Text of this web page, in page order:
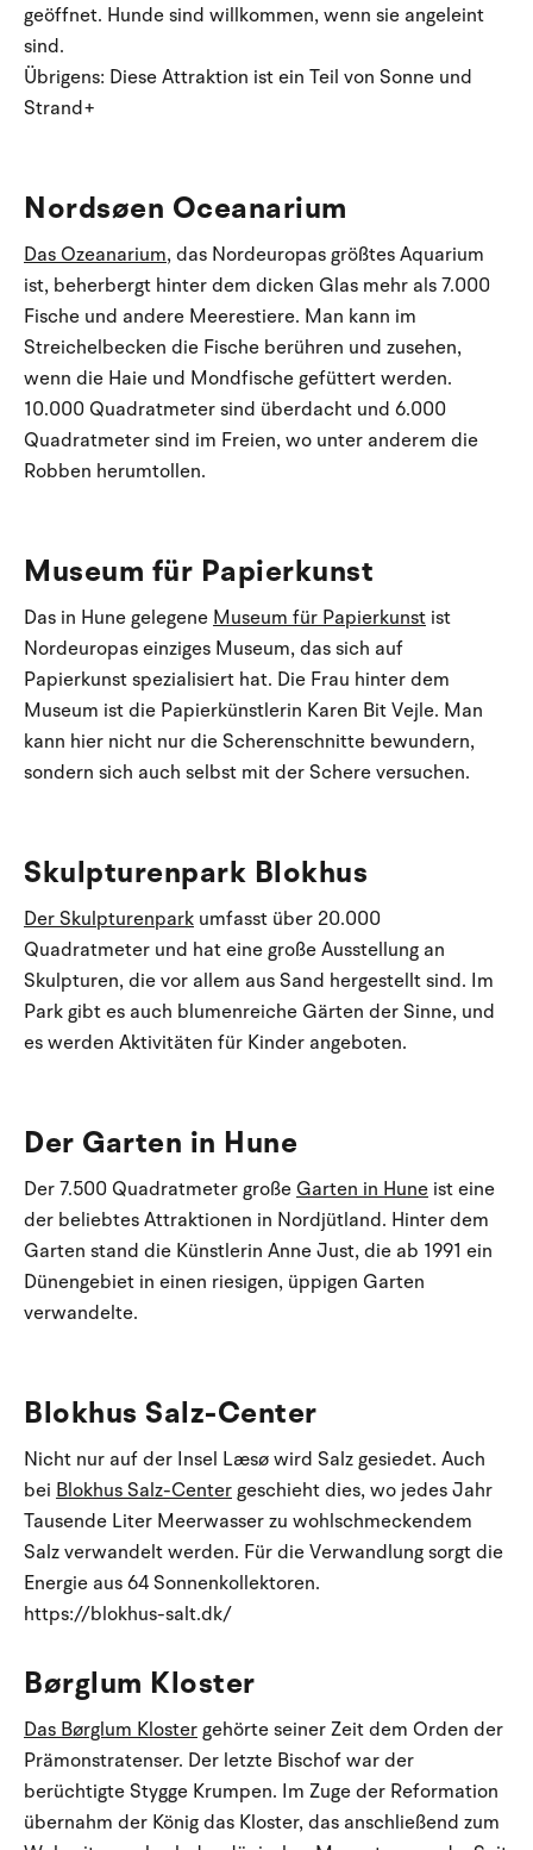
geöffnet. Hunde sind willkommen, wenn sie angeleint
sind.
Übrigens: Diese Attraktion ist ein Teil von Sonne und
Strand+
Nordsøen Oceanarium
Das Ozeanarium, das Nordeuropas größtes Aquarium
ist, beherbergt hinter dem dicken Glas mehr als 7.000
Fische und andere Meerestiere. Man kann im
Streichelbecken die Fische berühren und zusehen,
wenn die Haie und Mondfische gefüttert werden.
10.000 Quadratmeter sind überdacht und 6.000
Quadratmeter sind im Freien, wo unter anderem die
Robben herumtollen.
Museum für Papierkunst
Das in Hune gelegeneMuseum für Papierkunst ist
Nordeuropas einziges Museum, das sich auf
Papierkunst spezialisiert hat. Die Frau hinter dem
Museum ist die Papierkünstlerin Karen Bit Vejle. Man
kann hier nicht nur die Scherenschnitte bewundern,
sondern sich auch selbst mit der Schere versuchen.
Skulpturenpark Blokhus
Der Skulpturenpark umfasst über 20.000
Quadratmeter und hat eine große Ausstellung an
Skulpturen, die vor allem aus Sand hergestellt sind. Im
Park gibt es auch blumenreiche Gärten der Sinne, und
es werden Aktivitäten für Kinder angeboten.
Der Garten in Hune
Der 7.500 Quadratmeter großeGarten in Hune ist eine
der beliebtes Attraktionen in Nordjütland. Hinter dem
Garten stand die Künstlerin Anne Just, die ab 1991 ein
Dünengebiet in einen riesigen, üppigen Garten
verwandelte.
Blokhus Salz-Center
Nicht nur auf der Insel Læsø wird Salz gesiedet. Auch
bei Blokhus Salz-Centergeschieht dies, wo jedes Jahr
Tausende Liter Meerwasser zu wohlschmeckendem
Salz verwandelt werden. Für die Verwandlung sorgt die
Energie aus 64 Sonnenkollektoren.
https://blokhus-salt.dk/
Børglum Kloster
Das Børglum Klostergehörte seiner Zeit dem Orden der
Prämonstratenser. Der letzte Bischof war der
berüchtigte Stygge Krumpen. Im Zuge der Reformation
übernahm der König das Kloster, das anschließend zum